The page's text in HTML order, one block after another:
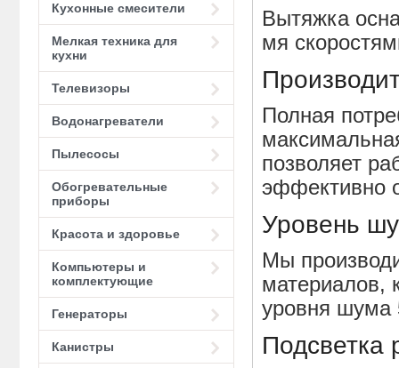
Кухонные смесители
Мелкая техника для
кухни
Телевизоры
Водонагреватели
Пылесосы
Обогревательные
приборы
Красота и здоровье
Компьютеры и
комплектующие
Генераторы
Канистры
Вытяжка
мя
Полная
позволяет
эффективно
Уровень
Мы
материалов,
уровня шума
Подсветка